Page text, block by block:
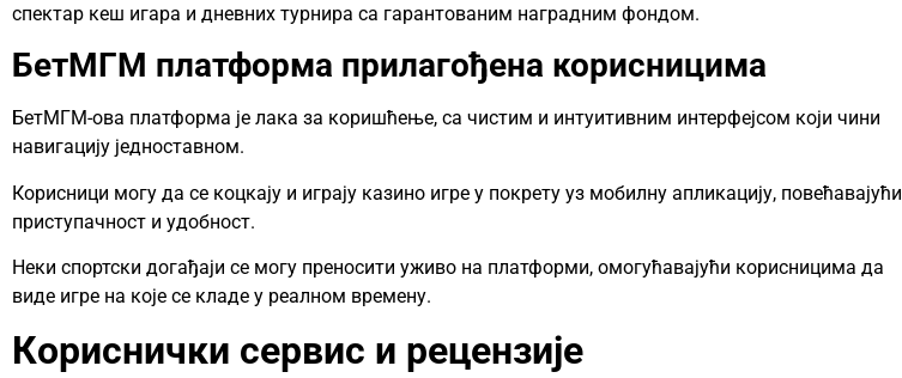
спектар кеш игара и дневних турнира са гарантованим наградним фондом.
БетМГМ платформа прилагођена корисницима
БетМГМ-ова платформа је лака за коришћење, са чистим и интуитивним интерфејсом који чини
навигацију једноставном.
Корисници могу да се коцкају и играју казино игре у покрету уз мобилну апликацију, повећавајући
приступачност и удобност.
Неки спортски догађаји се могу преносити уживо на платформи, омогућавајући корисницима да
виде игре на које се кладе у реалном времену.
Кориснички сервис и рецензије